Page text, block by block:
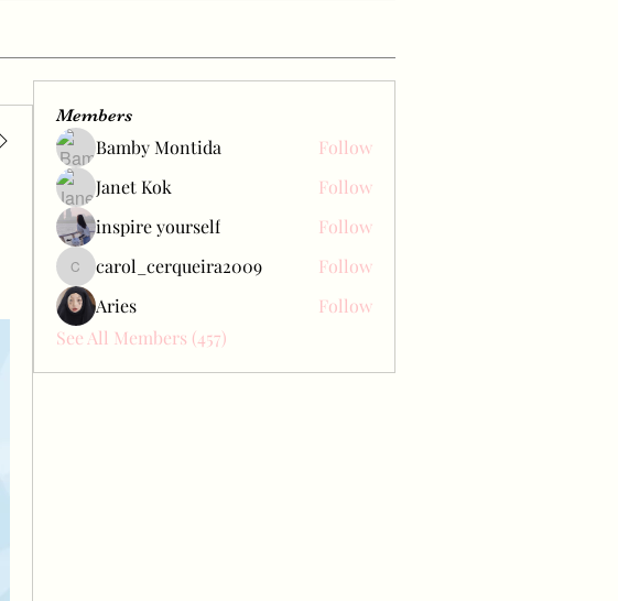
Members
Bamby Montida
Follow
Janet Kok
Follow
inspire yourself
Follow
carol_cerqueira2009
carol_cerqueira2009
Follow
Aries
Follow
See All Members (457)